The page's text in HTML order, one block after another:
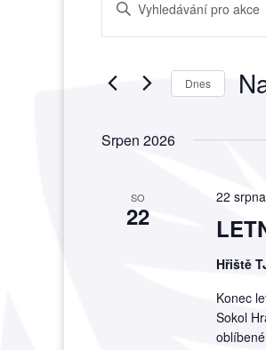
pro
hledání
zobrazení
Keyword.
Search
Akce
Dnes
Srpen 2026
SO
22
22
Hřiště
Konec
Sokol